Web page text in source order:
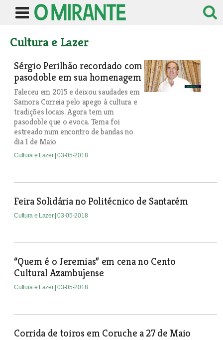
Cultura e Lazer
Sérgio Perilhão recordado com
pasodoble em sua homenagem
Faleceu em 2015 e deixou saudades em
Samora Correia pelo apego à cultura e
tradições locais. Agora tem um
pasodoble que o evoca. Tema foi
estreado num encontro de bandas no
dia 1 de Maio
Cultura e Lazer | 03-05-2018
Feira Solidária no Politécnico de Santarém
Cultura e Lazer | 03-05-2018
“Quem é o Jeremias” em cena no Cento
Cultural Azambujense
Cultura e Lazer | 03-05-2018
Corrida de toiros em Coruche a 27 de Maio